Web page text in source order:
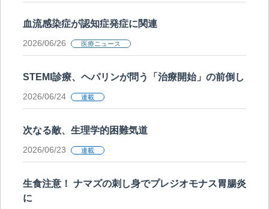
血流感染症が認知症発症に関連
2026/06/26 医療ニュース
STEMI診療、ヘパリンが問う「治療開始」の前倒し
2026/06/24 連載
次なる敵、生理学的困難気道
2026/06/23 連載
生食注意！ ナマズの刺し身でプレジオモナス胃腸炎
に